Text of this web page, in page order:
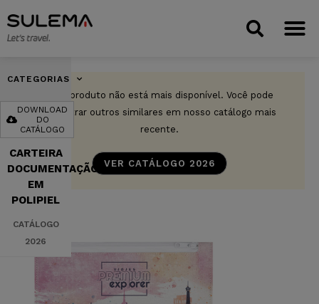
CATEGORIAS
DOWNLOAD
DO
CATÁLOGO
CARTEIRA
DOCUMENTAÇÃO
EM
POLIPIEL
CATÁLOGO
2026
Este produto não está mais disponível. Você pode
encontrar outros similares em nosso catálogo mais
recente.
VER CATÁLOGO 2026